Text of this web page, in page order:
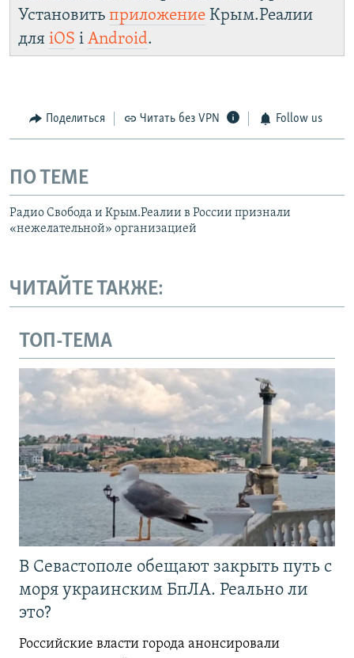
Установить приложение Крым.Реалии
для iOS і Android.
Поделиться Читать без VPN Follow us
ПО ТЕМЕ
Радио Свобода и Крым.Реалии в России признали
«нежелательной» организацией
ЧИТАЙТЕ ТАКЖЕ:
ТОП-ТЕМА
В Севастополе обещают закрыть путь с
моря украинским БпЛА. Реально ли
это?
Российские власти города анонсировали